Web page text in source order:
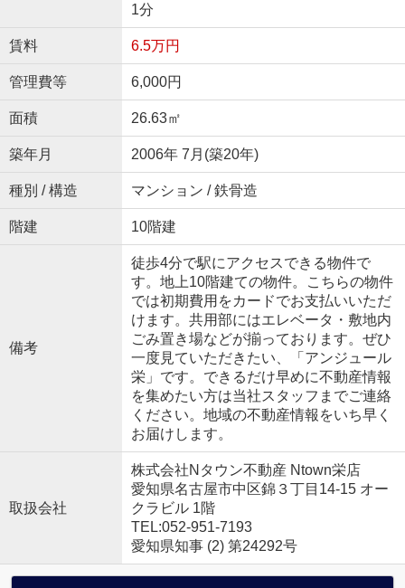
1分
賃料 6.5万円
管理費等 6,000円
面積 26.63㎡
築年月 2006年 7月(築20年)
種別 / 構造 マンション / 鉄骨造
階建 10階建
備考
徒歩4分で駅にアクセスできる物件で
す。地上10階建ての物件。こちらの物件
では初期費用をカードでお支払いいただ
けます。共用部にはエレベータ・敷地内
ごみ置き場などが揃っております。ぜひ
一度見ていただきたい、「アンジュール
栄」です。できるだけ早めに不動産情報
を集めたい方は当社スタッフまでご連絡
ください。地域の不動産情報をいち早く
お届けします。
取扱会社
株式会社Nタウン不動産 Ntown栄店
愛知県名古屋市中区錦３丁目14-15 オー
クラビル 1階
TEL:052-951-7193
愛知県知事 (2) 第24292号